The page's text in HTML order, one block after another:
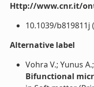
Http://www.cnr.it/
10.1039/b819811j
Alternative label
Vohra V.; Yunus
Bifunctional